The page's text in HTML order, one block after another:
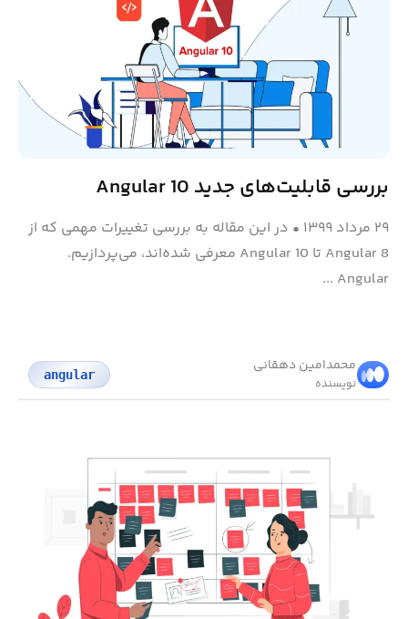
بررسی قابلیت‌های جدید Angular 10
۲۹ مرداد ۱۳۹۹ • در این مقاله به بررسی تغییرات مهمی که از
Angular 8 تا Angular 10 معرفی شده‌اند، می‌پردازیم.
Angular ...
محمد‌امین دهقانی
نویسنده
angular